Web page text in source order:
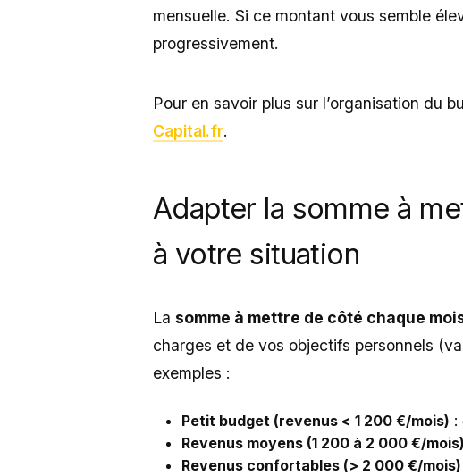
mensuelle. Si ce montant vous semble
progressivement.
Pour en savoir plus sur l’organisation du
Capital.fr.
Adapter la somme à
à votre situation
La somme à mettre de côté chaque
charges et de vos objectifs personnels
exemples :
Petit budget (revenus < 1 200 €/mois) :
Revenus moyens (1 200 à 2 000 €/mois)
Revenus confortables (> 2 000 €/mois)